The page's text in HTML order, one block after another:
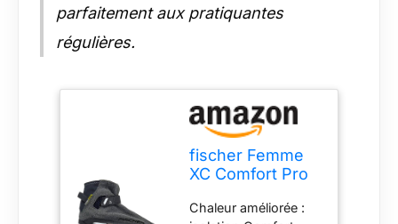
parfaitement aux pratiquantes
régulières.
fischer Femme
XC Comfort Pro
Ski de Fond, Uni,
Chaleur améliorée :